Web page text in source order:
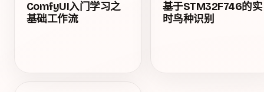
ComfyUI入门学习之
基础工作流
基于STM32F746的实
时鸟种识别